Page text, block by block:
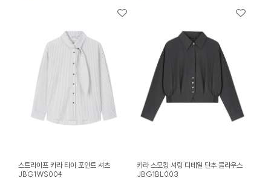
스트라이프 카라 타이 포인트 셔츠
JBG1WS004
카라 스모킹 셔링 디테일 단추 블라우스
JBG1BL003